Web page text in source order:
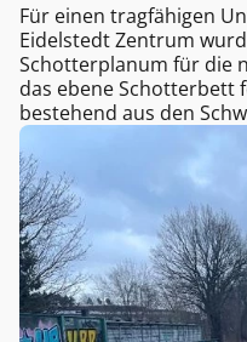
Für einen tragfähigen
Eidelstedt Zentrum
Schotterplanum für die
das ebene Schotterbett
bestehend aus den